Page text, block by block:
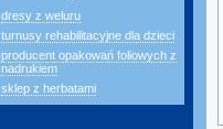
dresy z weluru
turnusy rehabilitacyjne dla dzieci
producent opakowań foliowych z
nadrukiem
sklep z herbatami